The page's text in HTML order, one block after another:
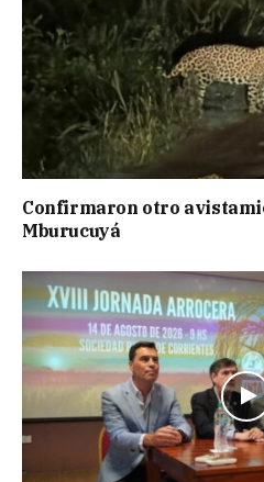
Confirmaron otro
Mburucuyá